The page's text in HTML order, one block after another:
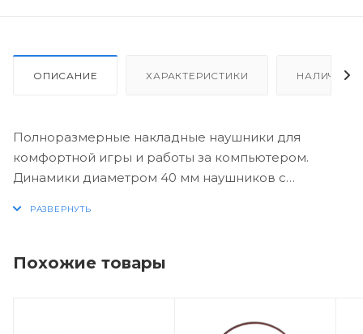
ОПИСАНИЕ ХАРАКТЕРИСТИКИ НАЛИЧИЕ
Полноразмерные накладные наушники для
комфортной игры и работы за компьютером.
Динамики диаметром 40 мм наушников с
мощное и выразительное звучание басов.
Похожие товары